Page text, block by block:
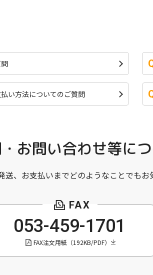
い方法についてのご質問
お問い合わせ等に
送、お支払いまでどのようなことでもお
053-459-1701
FAX注文用紙（192KB/PDF）